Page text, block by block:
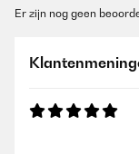
Er zijn nog geen